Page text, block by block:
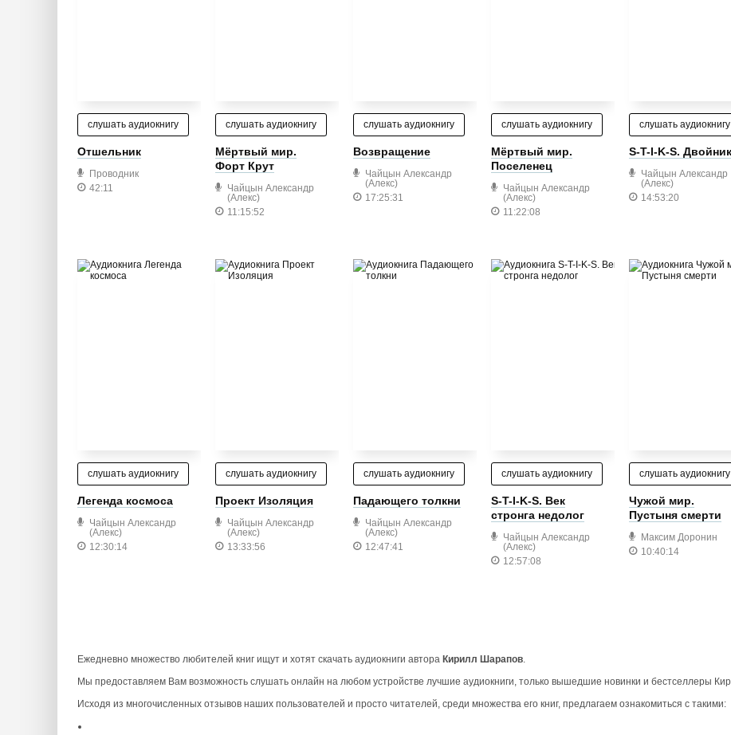
слушать аудиокнигу
Отшельник
Проводник
42:11
слушать аудиокнигу
Мёртвый мир.
Форт Крут
Чайцын Александр
(Алекс)
11:15:52
слушать аудиокнигу
Возвращение
Чайцын Александр
(Алекс)
17:25:31
слушать аудиокнигу
Мёртвый мир.
Поселенец
Чайцын Александр
(Алекс)
11:22:08
слушать аудиокнигу
S-T-I-K-S. Двойник
Чайцын Александр
(Алекс)
14:53:20
слушать аудиокнигу
Легенда космоса
Чайцын Александр
(Алекс)
12:30:14
слушать аудиокнигу
Проект Изоляция
Чайцын Александр
(Алекс)
13:33:56
слушать аудиокнигу
Падающего толкни
Чайцын Александр
(Алекс)
12:47:41
слушать аудиокнигу
S-T-I-K-S. Век
стронга недолог
Чайцын Александр
(Алекс)
12:57:08
слушать аудиокнигу
Чужой мир.
Пустыня смерти
Максим Доронин
10:40:14
Ежедневно множество любителей книг ищут и хотят скачать аудиокниги автора Кирилл Шарапов.
Мы предоставляем Вам возможность слушать онлайн на любом устройстве лучшие аудиокниги, только вышедшие новинки и бестселлеры
Исходя из многочисленных отзывов наших пользователей и просто читателей, среди множества его книг, предлагаем ознакомиться с такими: